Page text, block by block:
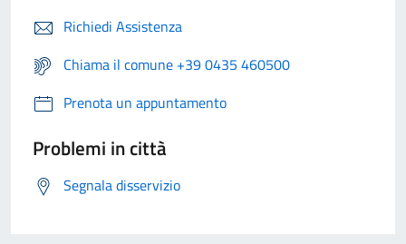
Richiedi Assistenza
Chiama il comune +39 0435 460500
Prenota un appuntamento
Problemi in città
Segnala disservizio